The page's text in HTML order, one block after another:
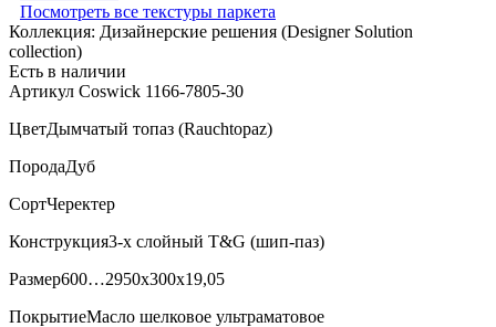
Посмотреть все текстуры паркета
Коллекция: Дизайнерские решения (Designer Solution
collection)
Есть в наличии
Артикул Coswick 1166-7805-30
ЦветДымчатый топаз (Rauchtopaz)
ПородаДуб
СортЧеректер
Конструкция3-х слойный T&G (шип-паз)
Размер600…2950x300x19,05
ПокрытиеМасло шелковое ультраматовое